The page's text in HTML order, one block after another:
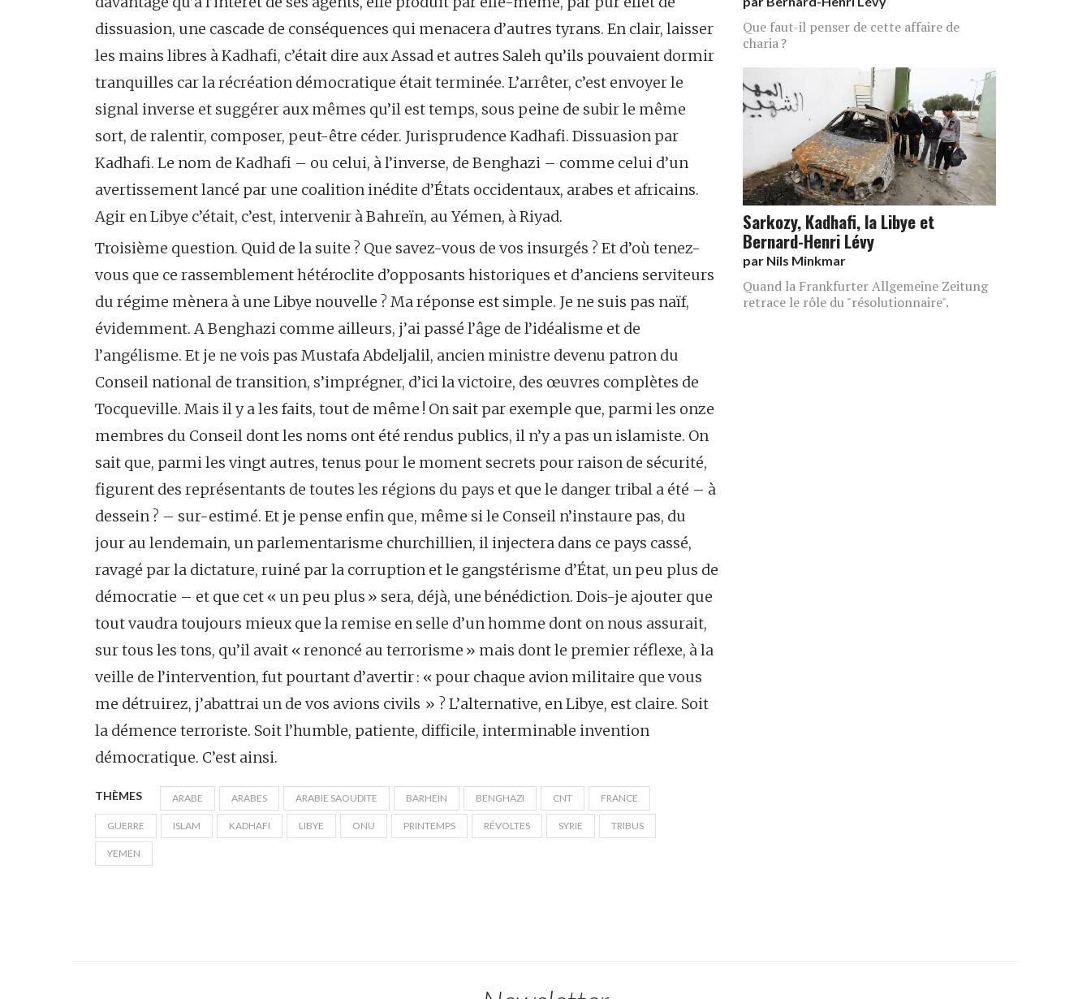
dissuasion, une cascade de conséquences qui menacera d’autres tyrans. En clair, laisser
les mains libres à Kadhafi, c’était dire aux Assad et autres Saleh qu’ils pouvaient dormir
tranquilles car la récréation démocratique était terminée. L’arrêter, c’est envoyer le
signal inverse et suggérer aux mêmes qu’il est temps, sous peine de subir le même
sort, de ralentir, composer, peut-être céder. Jurisprudence Kadhafi. Dissuasion par
Kadhafi. Le nom de Kadhafi – ou celui, à l’inverse, de Benghazi – comme celui d’un
avertissement lancé par une coalition inédite d’États occidentaux, arabes et africains.
Agir en Libye c’était, c’est, intervenir à Bahreïn, au Yémen, à Riyad.
Troisième question. Quid de la suite ? Que savez-vous de vos insurgés ? Et d’où tenez-
vous que ce rassemblement hétéroclite d’opposants historiques et d’anciens serviteurs
du régime mènera à une Libye nouvelle ? Ma réponse est simple. Je ne suis pas naïf,
évidemment. A Benghazi comme ailleurs, j’ai passé l’âge de l’idéalisme et de
l’angélisme. Et je ne vois pas Mustafa Abdeljalil, ancien ministre devenu patron du
Conseil national de transition, s’imprégner, d’ici la victoire, des œuvres complètes de
Tocqueville. Mais il y a les faits, tout de même ! On sait par exemple que, parmi les onze
membres du Conseil dont les noms ont été rendus publics, il n’y a pas un islamiste. On
sait que, parmi les vingt autres, tenus pour le moment secrets pour raison de sécurité,
figurent des représentants de toutes les régions du pays et que le danger tribal a été – à
dessein ? – sur-estimé. Et je pense enfin que, même si le Conseil n’instaure pas, du
jour au lendemain, un parlementarisme churchillien, il injectera dans ce pays cassé,
ravagé par la dictature, ruiné par la corruption et le gangstérisme d’État, un peu plus de
démocratie – et que cet « un peu plus » sera, déjà, une bénédiction. Dois-je ajouter que
tout vaudra toujours mieux que la remise en selle d’un homme dont on nous assurait,
sur tous les tons, qu’il avait « renoncé au terrorisme » mais dont le premier réflexe, à la
veille de l’intervention, fut pourtant d’avertir : « pour chaque avion militaire que vous
me détruirez, j’abattrai un de vos avions civils » ? L’alternative, en Libye, est claire. Soit
la démence terroriste. Soit l’humble, patiente, difficile, interminable invention
démocratique. C’est ainsi.
THÈMES ARABE ARABES ARABIE SAOUDITE BARHEÏN BENGHAZI CNT FRANCE
GUERRE ISLAM KADHAFI LIBYE ONU PRINTEMPS RÉVOLTES SYRIE TRIBUS
YEMEN
Que faut-il penser de cette affaire de
charia ?
Sarkozy, Kadhafi, la Libye et
Bernard-Henri Lévy
par Nils Minkmar
Quand la Frankfurter Allgemeine Zeitung
retrace le rôle du "résolutionnaire".